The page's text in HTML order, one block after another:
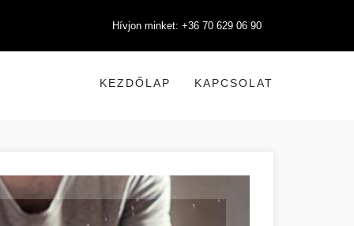
Hívjon minket: +36 70 629 06 90
KEZDŐLAP KAPCSOLAT